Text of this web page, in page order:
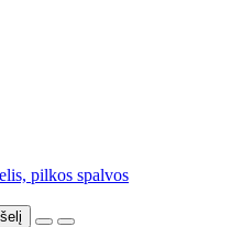
pilkos spalvos